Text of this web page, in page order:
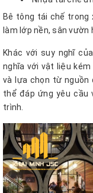
Bê tông tái chế trong
làm lớp nền, sân
Khác với suy nghĩ
nghĩa với vật liệu
và lựa chọn từ nguồn
thể đáp ứng yêu cầu
trình.